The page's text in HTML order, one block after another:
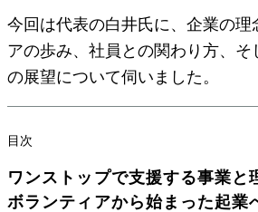
今回は代表の白井氏に、企業の理
アの歩み、社員との関わり方、そ
の展望について伺いました。
目次
ワンストップで支援する事業と
ボランティアから始まった起業